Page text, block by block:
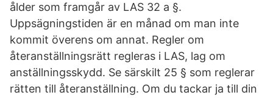
ålder som framgår av LAS 32 a §.
Uppsägningstiden är en månad om man inte
kommit överens om annat. Regler om
återanställningsrätt regleras i LAS, lag om
anställningsskydd. Se särskilt 25 § som reglerar
rätten till återanställning. Om du tackar ja till din